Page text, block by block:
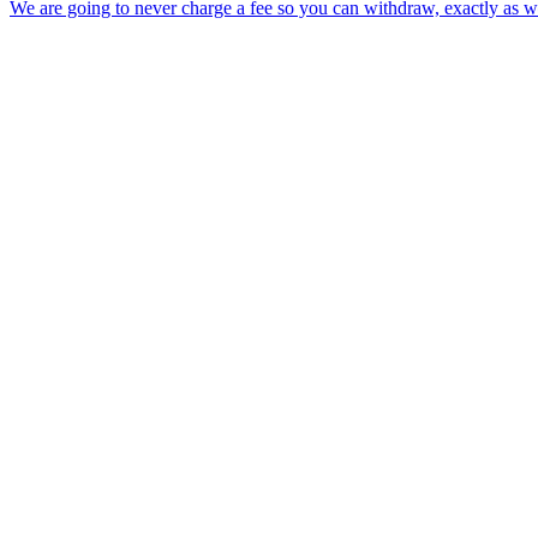
We are going to never charge a fee so you can withdraw, exactly